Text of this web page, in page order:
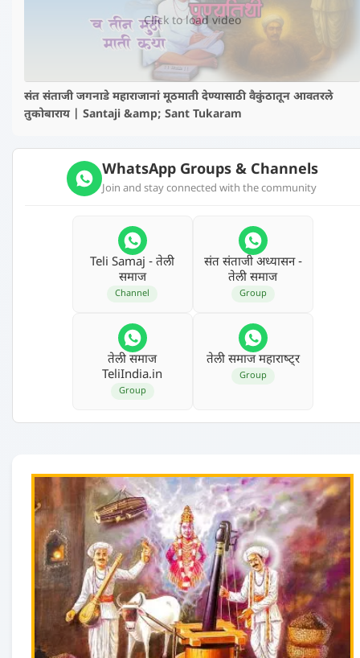
Click to load video
संत संताजी जगनाडे महाराजानां मूठमाती देण्यासाठी वैकुंठातून आवतरले
तुकोबाराय | Santaji &amp; Sant Tukaram
WhatsApp Groups & Channels
Join and stay connected with the community
Teli Samaj - तेली
समाज
Channel
संत संताजी अध्‍यासन -
तेली समाज
Group
तेली समाज
TeliIndia.in
Group
तेली समाज महाराष्‍ट्र
Group